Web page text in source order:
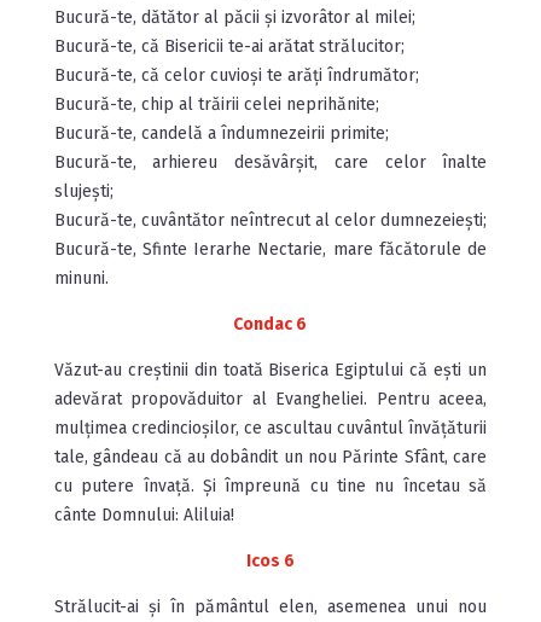
Bucură-te, dătător al păcii și izvorâtor al milei;
Bucură-te, că Bisericii te-ai arătat strălucitor;
Bucură-te, că celor cuvioși te arăți îndrumător;
Bucură-te, chip al trăirii celei neprihănite;
Bucură-te, candelă a îndumnezeirii primite;
Bucură-te, arhiereu desăvârșit, care celor înalte
slujești;
Bucură-te, cuvântător neîntrecut al celor dumnezeiești;
Bucură-te, Sfinte Ierarhe Nectarie, mare făcătorule de
minuni.
Condac 6
Văzut-au creștinii din toată Biserica Egiptului că ești un
adevărat propovăduitor al Evangheliei. Pentru aceea,
mulțimea credincioșilor, ce ascultau cuvântul învățăturii
tale, gândeau că au dobândit un nou Părinte Sfânt, care
cu putere învață. Și împreună cu tine nu încetau să
cânte Domnului: Aliluia!
Icos 6
Strălucit-ai și în pământul elen, asemenea unui nou